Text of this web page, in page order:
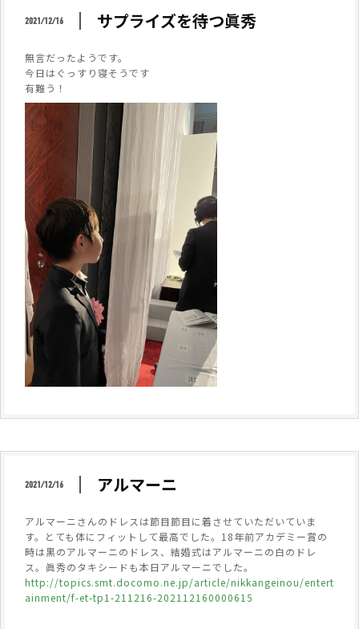
2021/12/16 サプライズを待つ眞秀
無言だったようです。
今日はぐっすり寝そうです
有難う！
2021/12/16 アルマーニ
アルマーニさんのドレスは節目節目に着させていただいていま
す。とても体にフィットして最高でした。18年前アカデミー賞の
時は黒のアルマーニのドレス、結婚式はアルマーニの白のドレ
ス。眞秀のタキシードも本日アルマーニでした。
http://topics.smt.docomo.ne.jp/article/nikkangeinou/entert
ainment/f-et-tp1-211216-202112160000615